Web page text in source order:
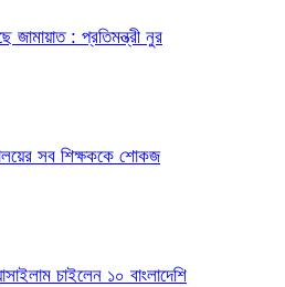
জামায়াত : প্রতিমন্ত্রী নুর
সব শিক্ষককে শোকজ
চাইলেন ১০ বাংলাদেশি